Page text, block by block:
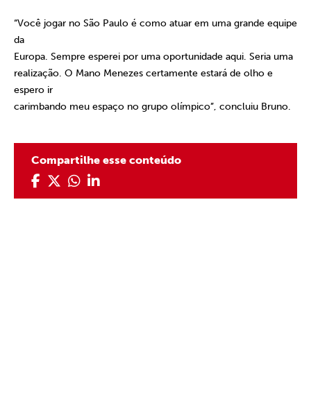
“Você jogar no São Paulo é como atuar em uma grande equipe
da
Europa. Sempre esperei por uma oportunidade aqui. Seria uma
realização. O Mano Menezes certamente estará de olho e
espero ir
carimbando meu espaço no grupo olímpico”, concluiu Bruno.
Compartilhe esse conteúdo